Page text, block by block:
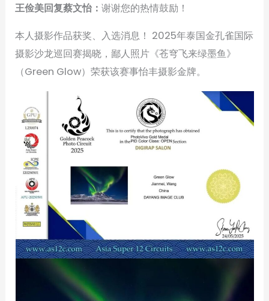
王俭美回复蔡文怡：谢谢您的热情鼓励！
本人摄影作品获奖、入选消息！ 2025年泰国金孔雀国际
摄影沙龙巡回赛揭晓，鄙人照片《苍穹飞来绿墨鱼》
（Green Glow）荣获该赛事怡丰摄影金牌。